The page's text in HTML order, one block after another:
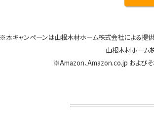
※本キャンペーンは山根木材ホーム株式会社による提供
山根木材ホーム
※Amazon、Amazon.co.jp および